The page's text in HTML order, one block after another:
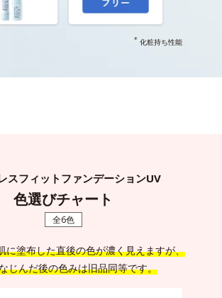
* 化粧持ち性能
スフィットファンデーションUV
色選びチャート
全6色
に塗布した直後の色が濃く見えますが、
じんだ後の色みは旧品同等です。